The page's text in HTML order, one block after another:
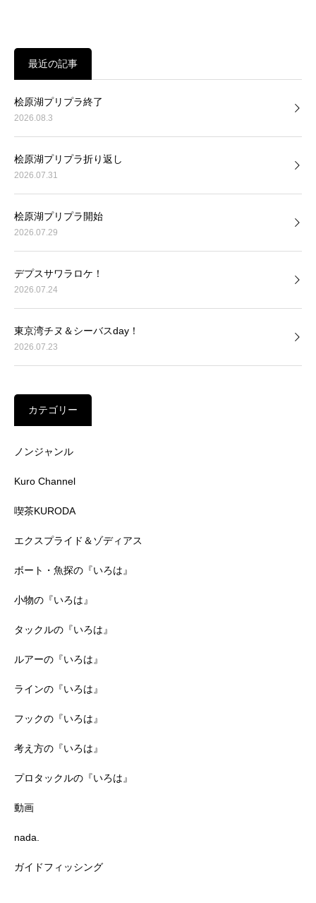
最近の記事
桧原湖プリプラ終了
2026.08.3
桧原湖プリプラ折り返し
2026.07.31
桧原湖プリプラ開始
2026.07.29
デプスサワラロケ！
2026.07.24
東京湾チヌ＆シーバスday！
2026.07.23
カテゴリー
ノンジャンル
Kuro Channel
喫茶KURODA
エクスプライド＆ゾディアス
ボート・魚探の『いろは』
小物の『いろは』
タックルの『いろは』
ルアーの『いろは』
ラインの『いろは』
フックの『いろは』
考え方の『いろは』
プロタックルの『いろは』
動画
nada.
ガイドフィッシング